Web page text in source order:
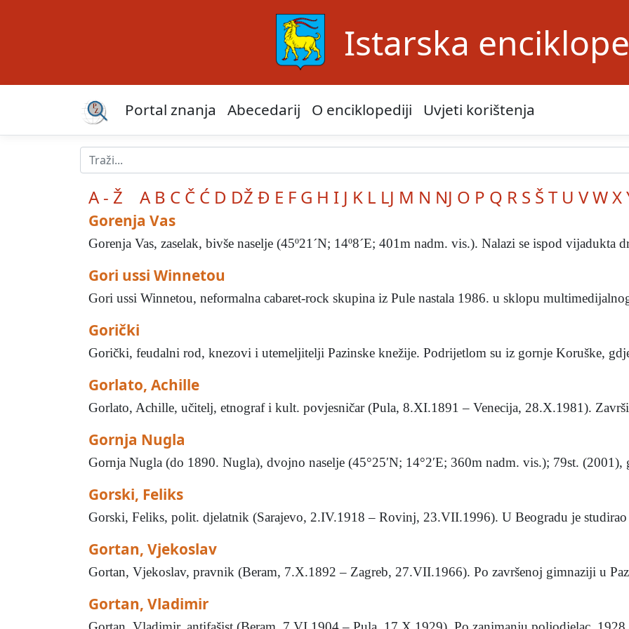
Istarska
Portal znanja Abecedarij O enciklopediji Uvjeti korištenja
A - Ž A B C Č Ć D DŽ Đ E F G H I J K L LJ M N NJ O P Q R S Š T U VWX
Gorenja Vas
Gorenja Vas, zaselak, bivše naselje (45º21ˊN; 14º8ˊE; 401m nadm. vis.). Nalazi se ispod vijadukta
Gori ussi Winnetou
Gori ussi Winnetou, neformalna cabaret-rock skupina iz Pule nastala 1986. u sklopu
Gorički
Gorički, feudalni rod, knezovi i utemeljitelji Pazinske knežije. Podrijetlom su iz gornje Koruške,
Gorlato, Achille
Gorlato, Achille, učitelj, etnograf i kult. povjesničar (Pula, 8.XI.1891 – Venecija, 28.X.1981).
Gornja Nugla
Gornja Nugla (do 1890. Nugla), dvojno naselje (45°25′N; 14°2′E; 360m nadm. vis.); 79st. (2001),
Gorski, Feliks
Gorski, Feliks, polit. djelatnik (Sarajevo, 2.IV.1918 – Rovinj, 23.VII.1996). U Beogradu je studirao
Gortan, Vjekoslav
Gortan, Vjekoslav, pravnik (Beram, 7.X.1892 – Zagreb, 27.VII.1966). Po završenoj gimnaziji u
Gortan, Vladimir